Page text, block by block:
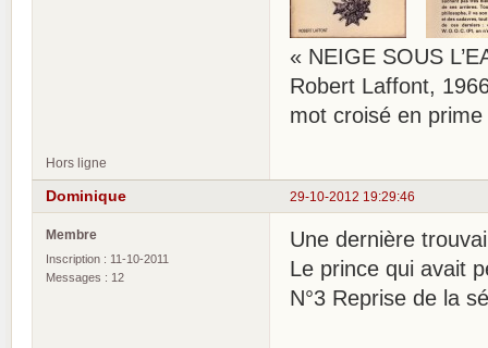
« NEIGE SOUS
Robert Laffont,
mot croisé en
Hors ligne
29-10-2012 19:29:46
Dominique
Membre
Inscription : 11-10-2011
Messages : 12
Une dernière
Le prince qui avait
N°3 Reprise de la